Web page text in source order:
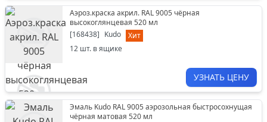
Аэроз.краска акрил. RAL 9005 чёрная
высокоглянцевая 520 мл
[168438] Kudo
Хит
12 шт. в ящике
УЗНАТЬ ЦЕНУ
Эмаль Kudo RAL 9005 аэрозольная быстросохнущая
чёрная матовая 520 мл